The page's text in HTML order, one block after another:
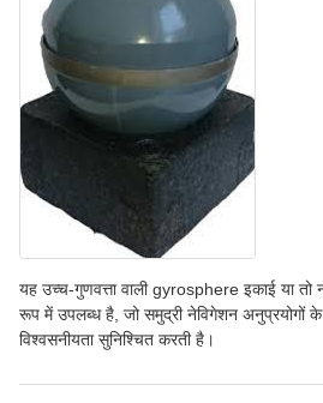
यह उच्च-गुणवत्ता वाली gyrosphere इकाई या तो
रूप में उपलब्ध है, जो समुद्री नेविगेशन अनुप्रयोगों
विश्वसनीयता सुनिश्चित करती है।